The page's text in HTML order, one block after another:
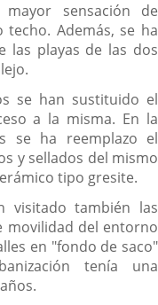
sensación de
Además, se ha
las playas de las dos
se han sustituido el
a la misma. En la
se ha reemplazo el
y sellados del mismo
tipo gresite.
visitado también las
movilidad del entorno
en "fondo de saco"
tenía una